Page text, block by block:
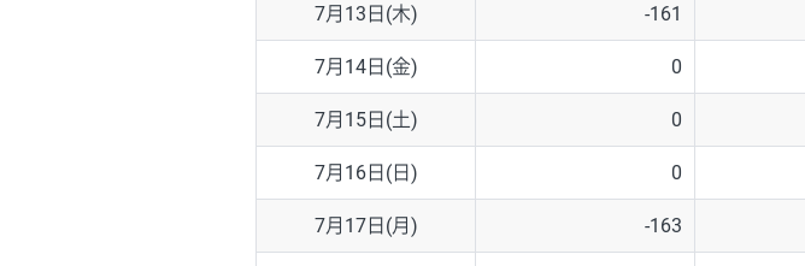
7月13日(木) -161
7月14日(金) 0
7月15日(土) 0
7月16日(日) 0
7月17日(月) -163